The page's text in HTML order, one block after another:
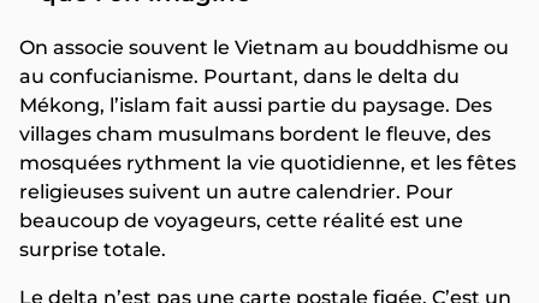
On associe souvent le Vietnam au bouddhisme ou
au confucianisme. Pourtant, dans le delta du
Mékong, l’islam fait aussi partie du paysage. Des
villages cham musulmans bordent le fleuve, des
mosquées rythment la vie quotidienne, et les fêtes
religieuses suivent un autre calendrier. Pour
beaucoup de voyageurs, cette réalité est une
surprise totale.
Le delta n’est pas une carte postale figée. C’est un